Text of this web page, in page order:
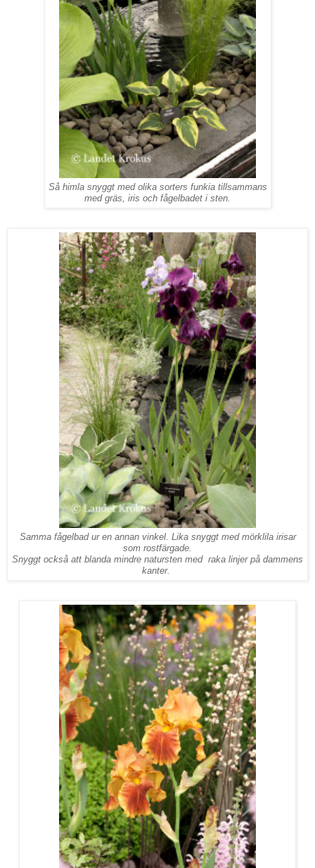
Så himla snyggt med olika sorters funkia tillsammans
med gräs, iris och fågelbadet i sten.
Samma fågelbad ur en annan vinkel. Lika snyggt med mörklila irisar
som rostfärgade.
Snyggt också att blanda mindre natursten med raka linjer på dammens
kanter.